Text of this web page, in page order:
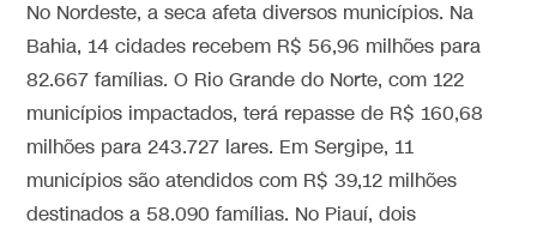
No Nordeste, a seca afeta diversos municípios. Na
Bahia, 14 cidades recebem R$ 56,96 milhões para
82.667 famílias. O Rio Grande do Norte, com 122
municípios impactados, terá repasse de R$ 160,68
milhões para 243.727 lares. Em Sergipe, 11
municípios são atendidos com R$ 39,12 milhões
destinados a 58.090 famílias. No Piauí, dois